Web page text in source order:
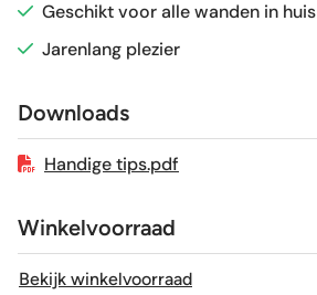
Geschikt voor alle wanden in huis
Jarenlang plezier
Downloads
Handige tips.pdf
Winkelvoorraad
Bekijk winkelvoorraad